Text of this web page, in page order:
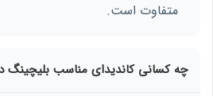
متفاوت است.
چه کسانی کاندیدای مناسب بلیچینگ